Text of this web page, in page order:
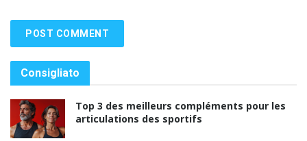
Consigliato
Top 3 des meilleurs compléments pour les
articulations des sportifs